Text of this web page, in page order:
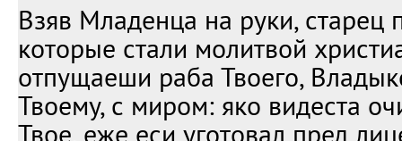
Взяв Младенца на руки, старец
которые стали молитвой
отпущаеши раба Твоего,
Твоему, с миром: яко видеста
Твое, еже еси уготовал пред